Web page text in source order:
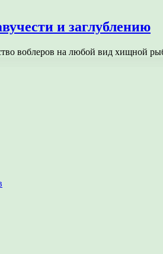
и заглублению
воблеров на любой вид хищной